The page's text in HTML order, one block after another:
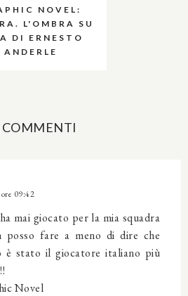
NOVEL:
L'OMBRA SU
DI ERNESTO
ANDERLE
COMMENTI
09:42
mai giocato per la mia squadra
posso fare a meno di dire che
è stato il giocatore italiano più
Novel